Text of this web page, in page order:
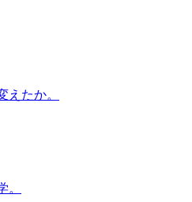
たか。